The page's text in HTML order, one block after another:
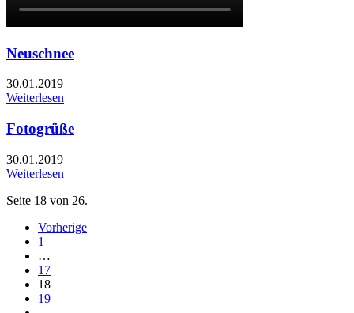
Neuschnee
30.01.2019
Weiterlesen
Fotogrüße
30.01.2019
Weiterlesen
Seite 18 von 26.
Vorherige
1
…
17
18
19